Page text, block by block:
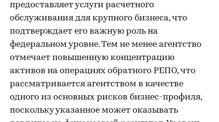
предоставляет услуги расчетного
обслуживания для крупного бизнеса, что
подтверждает его важную роль на
федеральном уровне. Тем не менее агентство
отмечает повышенную концентрацию
активов на операциях обратного РЕПО, что
рассматривается агентством в качестве
одного из основных рисков бизнес-профиля,
поскольку указанное может оказывать